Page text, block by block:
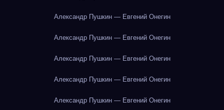
Александр Пушкин — Евгений Онегин
Александр Пушкин — Евгений Онегин
Александр Пушкин — Евгений Онегин
Александр Пушкин — Евгений Онегин
Александр Пушкин — Евгений Онегин